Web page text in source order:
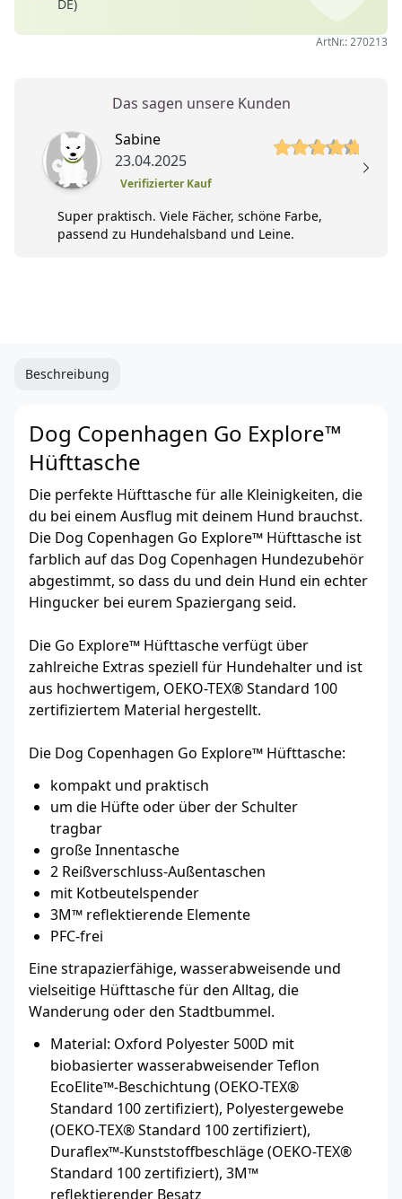
DE)
ArtNr.: 270213
Das sagen unsere Kunden
Sabine
23.04.2025
Verifizierter Kauf
5 von 5 Sterne
Super praktisch. Viele Fächer, schöne Farbe,
passend zu Hundehalsband und Leine.
Beschreibung
Dog Copenhagen Go Explore™
Hüfttasche
Die perfekte Hüfttasche für alle Kleinigkeiten, die
du bei einem Ausflug mit deinem Hund brauchst.
Die Dog Copenhagen Go Explore™ Hüfttasche ist
farblich auf das Dog Copenhagen Hundezubehör
abgestimmt, so dass du und dein Hund ein echter
Hingucker bei eurem Spaziergang seid.
Die Go Explore™ Hüfttasche verfügt über
zahlreiche Extras speziell für Hundehalter und ist
aus hochwertigem, OEKO-TEX® Standard 100
zertifiziertem Material hergestellt.
Die Dog Copenhagen Go Explore™ Hüfttasche:
kompakt und praktisch
um die Hüfte oder über der Schulter
tragbar
große Innentasche
2 Reißverschluss-Außentaschen
mit Kotbeutelspender
3M™ reflektierende Elemente
PFC-frei
Eine strapazierfähige, wasserabweisende und
vielseitige Hüfttasche für den Alltag, die
Wanderung oder den Stadtbummel.
Material: Oxford Polyester 500D mit
biobasierter wasserabweisender Teflon
EcoElite™-Beschichtung (OEKO-TEX®
Standard 100 zertifiziert), Polyestergewebe
(OEKO-TEX® Standard 100 zertifiziert),
Duraflex™-Kunststoffbeschläge (OEKO-TEX®
Standard 100 zertifiziert), 3M™
reflektierender Besatz